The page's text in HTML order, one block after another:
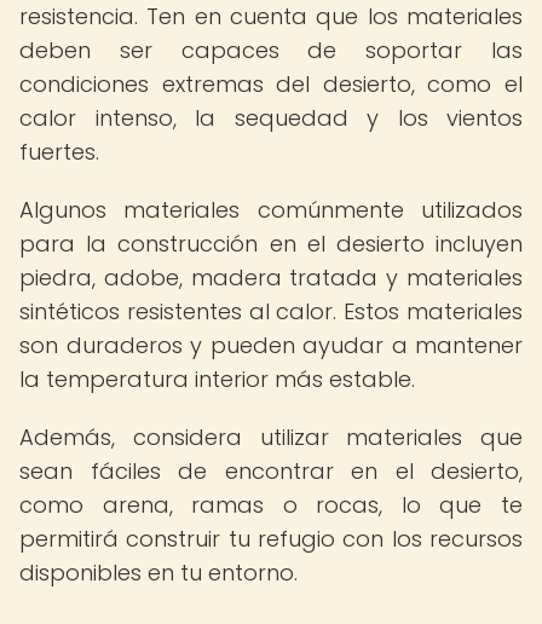
resistencia. Ten en cuenta que los materiales
deben ser capaces de soportar las
condiciones extremas del desierto, como el
calor intenso, la sequedad y los vientos
fuertes.
Algunos materiales comúnmente utilizados
para la construcción en el desierto incluyen
piedra, adobe, madera tratada y materiales
sintéticos resistentes al calor. Estos materiales
son duraderos y pueden ayudar a mantener
la temperatura interior más estable.
Además, considera utilizar materiales que
sean fáciles de encontrar en el desierto,
como arena, ramas o rocas, lo que te
permitirá construir tu refugio con los recursos
disponibles en tu entorno.